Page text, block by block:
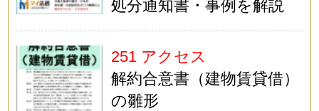
処分通知書・事例を解説
251 アクセス
解約合意書（建物賃貸借）
の雛形